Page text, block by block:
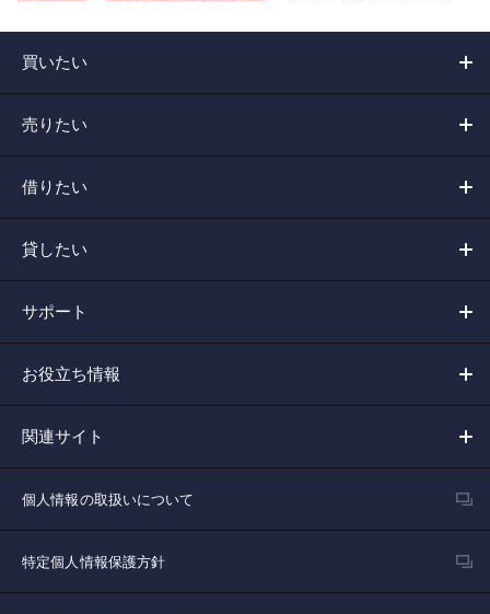
買いたい
売りたい
借りたい
貸したい
サポート
お役立ち情報
関連サイト
個人情報の取扱いについて
特定個人情報保護方針